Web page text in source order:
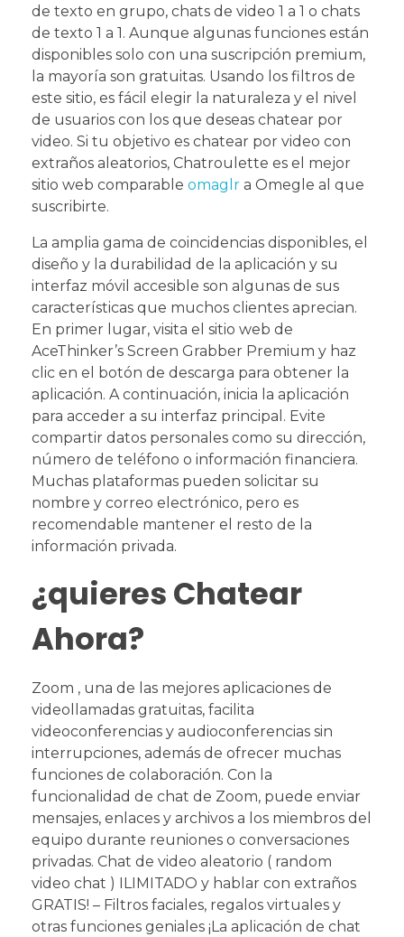
de texto en grupo, chats de video 1 a 1 o chats
de texto 1 a 1. Aunque algunas funciones están
disponibles solo con una suscripción premium,
la mayoría son gratuitas. Usando los filtros de
este sitio, es fácil elegir la naturaleza y el nivel
de usuarios con los que deseas chatear por
video. Si tu objetivo es chatear por video con
extraños aleatorios, Chatroulette es el mejor
sitio web comparable omaglr a Omegle al que
suscribirte.
La amplia gama de coincidencias disponibles, el
diseño y la durabilidad de la aplicación y su
interfaz móvil accesible son algunas de sus
características que muchos clientes aprecian.
En primer lugar, visita el sitio web de
AceThinker’s Screen Grabber Premium y haz
clic en el botón de descarga para obtener la
aplicación. A continuación, inicia la aplicación
para acceder a su interfaz principal. Evite
compartir datos personales como su dirección,
número de teléfono o información financiera.
Muchas plataformas pueden solicitar su
nombre y correo electrónico, pero es
recomendable mantener el resto de la
información privada.
¿quieres Chatear
Ahora?
Zoom , una de las mejores aplicaciones de
videollamadas gratuitas, facilita
videoconferencias y audioconferencias sin
interrupciones, además de ofrecer muchas
funciones de colaboración. Con la
funcionalidad de chat de Zoom, puede enviar
mensajes, enlaces y archivos a los miembros del
equipo durante reuniones o conversaciones
privadas. Chat de video aleatorio ( random
video chat ) ILIMITADO y hablar con extraños
GRATIS! – Filtros faciales, regalos virtuales y
otras funciones geniales ¡La aplicación de chat